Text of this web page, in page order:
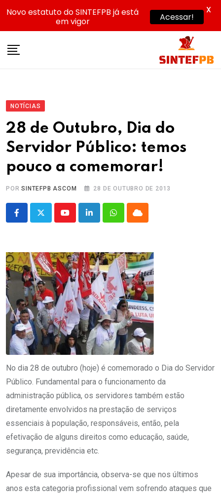
NOTÍCIAS
28 de Outubro, Dia do
Servidor Público: temos
pouco a comemorar!
PORSINTEFPB ASCOM 28 DE OUTUBRO DE 2013
YoutubeLinkedInWhatsappCloud
No dia 28 de outubro (hoje) é comemorado o Dia do Servidor
Público. Fundamental para o funcionamento da
administração pública, os servidores também estão
diretamente envolvidos na prestação de serviços
essenciais à população, responsáveis, então, pela
efetivação de alguns direitos como educação, saúde,
segurança, previdência etc.
Apesar de sua importância, observa-se que nos últimos
anos esta categoria profissional vem sofrendo ataques que
Novo estatuto do SINTEFPB já está
em vigor
Acessar!
X